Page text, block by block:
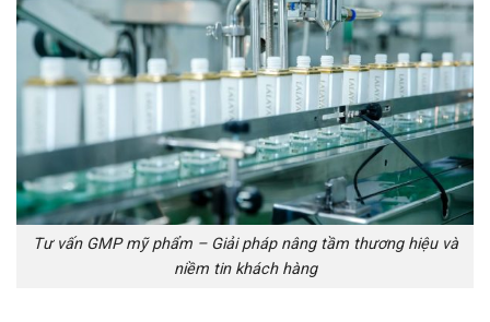
Tư vấn GMP mỹ phẩm – Giải pháp nâng tầm thương hiệu và
niềm tin khách hàng